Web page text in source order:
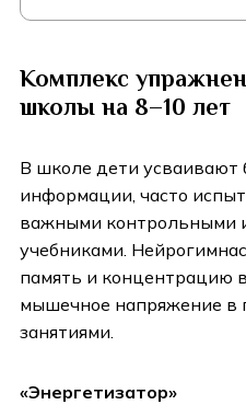
Комплекс
школы на 8–10 лет
В школе дети усваивают
информации, часто
важными контрольными
учебниками.
память и концентрацию
мышечное напряжение в
занятиями.
«Энергетизатор»